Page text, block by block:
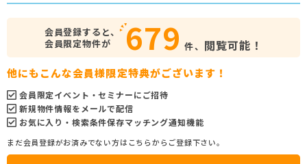
会員登録すると、
会員限定物件が
679 件、 閲覧可能！
他にもこんな会員様限定特典がございます！
会員限定イベント・セミナーにご招待
新規物件情報をメールで配信
お気に入り・検索条件保存マッチング通知機能
まだ会員登録がお済みでない方はこちらからご登録下さい。